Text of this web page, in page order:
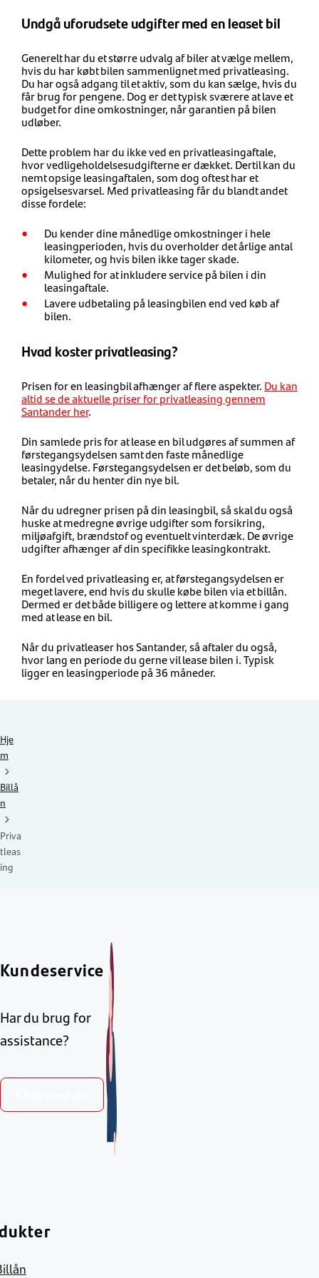
Undgå uforudsete udgifter med en leaset bil
Generelt har du et større udvalg af biler at vælge mellem,
hvis du har købt bilen sammenlignet med privatleasing.
Du har også adgang til et aktiv, som du kan sælge, hvis du
får brug for pengene. Dog er det typisk sværere at lave et
budget for dine omkostninger, når garantien på bilen
udløber.
Dette problem har du ikke ved en privatleasingaftale,
hvor vedligeholdelsesudgifterne er dækket. Dertil kan du
nemt opsige leasingaftalen, som dog oftest har et
opsigelsesvarsel. Med privatleasing får du blandt andet
disse fordele:
Du kender dine månedlige omkostninger i hele
leasingperioden, hvis du overholder det årlige antal
kilometer, og hvis bilen ikke tager skade.
Mulighed for at inkludere service på bilen i din
leasingaftale.
Lavere udbetaling på leasingbilen end ved køb af
bilen.
Hvad koster privatleasing?
Prisen for en leasingbil afhænger af flere aspekter. Du kan
altid se de aktuelle priser for privatleasing gennem
Santander her.
Din samlede pris for at lease en bil udgøres af summen af
førstegangsydelsen samt den faste månedlige
leasingydelse. Førstegangsydelsen er det beløb, som du
betaler, når du henter din nye bil.
Når du udregner prisen på din leasingbil, så skal du også
huske at medregne øvrige udgifter som forsikring,
miljøafgift, brændstof og eventuelt vinterdæk. De øvrige
udgifter afhænger af din specifikke leasingkontrakt.
En fordel ved privatleasing er, at førstegangsydelsen er
meget lavere, end hvis du skulle købe bilen via et billån.
Dermed er det både billigere og lettere at komme i gang
med at lease en bil.
Når du privatleaser hos Santander, så aftaler du også,
hvor lang en periode du gerne vil lease bilen i. Typisk
ligger enleasingperiode på 36 måneder.
Hje
m
Billå
n
Priva
tleas
ing
Kundeservice
Har du brug for
assistance?